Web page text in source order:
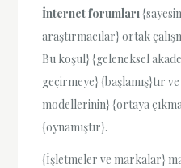
İnternet forumları
araştırmacılar} ortak
Bu koşul} {geleneksel
geçirmeye} {başlamış}tır
modellerinin} {ortaya
{oynamıştır}.
{İşletmeler ve markalar}